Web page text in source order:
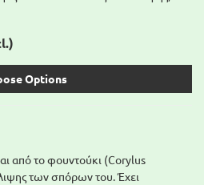
Options
από το φουντούκι (Corylus
των σπόρων του. Έχει